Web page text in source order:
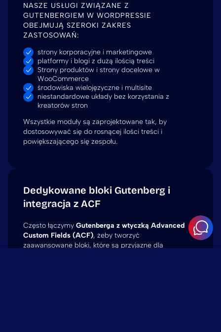
NASZE USŁUGI ZWIĄZANE Z
GUTENBERGIEM W WORDPRESSIE
OBEJMUJĄ SZEROKI ZAKRES
ZASTOSOWAŃ:
strony korporacyjne i marketingowe
platformy i blogi z dużą ilością treści
Strony produktów i strony docelowe w
WooCommerce
środowiska wielojęzyczne i multisite
niestandardowe układy bez korzystania z
kreatorów stron
Wszystkie moduły są zaprojektowane tak, by
dostosowywać się do rosnącej ilości treści i
powiększającego się zespołu.
Dedykowane bloki Gutenberg i
integracja z ACF
Często łączymy Gutenberga z wtyczką Advanced
Custom Fields (ACF), żeby tworzyć
zaawansowane bloki, które są przyjazne dla